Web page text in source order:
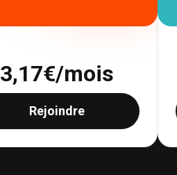
3,17€/mois
Rejoindre